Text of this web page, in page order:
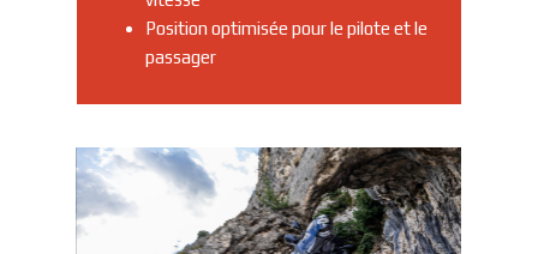
Position optimisée pour le pilote et le
passager